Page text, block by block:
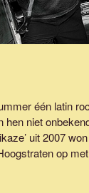
één latin
hen niet
uit 2007
op